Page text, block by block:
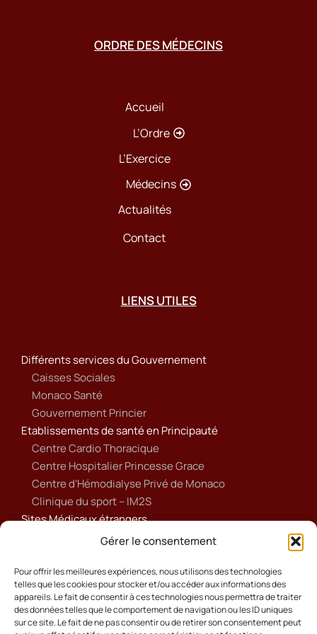
Gérer le consentement
Pour offrir les meilleures expériences, nous utilisons des technologies
telles que les cookies pour stocker et/ou accéder aux informations des
appareils. Le fait de consentir à ces technologies nous permettra de traiter
des données telles que le comportement de navigation ou les ID uniques
sur ce site. Le fait de ne pas consentir ou de retirer son consentement peut
ORDRE DES MÉDECINS
Accueil
L’Ordre
L’Exercice
Médecins
Actualités
Contact
LIENS UTILES
Différents services du Gouvernement
Caisses Sociales
Monaco Santé
Gouvernement Princier
Etablissements de santé en Principauté
Centre Cardio Thoracique
Centre Hospitalier Princesse Grace
Centre d’Hémodialyse Privé de Monaco
Clinique du sport – IM2S
Sites Médicaux étrangers
Ordre national des médecins français
Politique de cookies (UE)